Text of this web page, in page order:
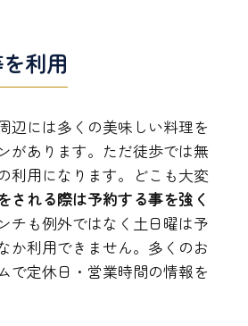
利用
辺には多くの美味しい料理を
があります。ただ徒歩では無
利用になります。どこも大変
される際は予約する事を強く
チも例外ではなく土日曜は予
か利用できません。多くのお
で定休日・営業時間の情報を